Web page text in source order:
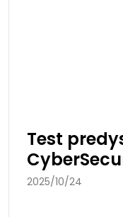
Test
2025/10/24